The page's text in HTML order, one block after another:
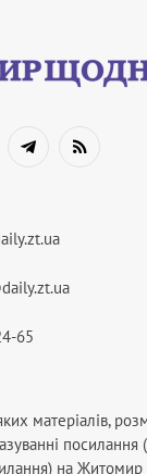
TelegramRSS
65
матеріалів,
посилання
на